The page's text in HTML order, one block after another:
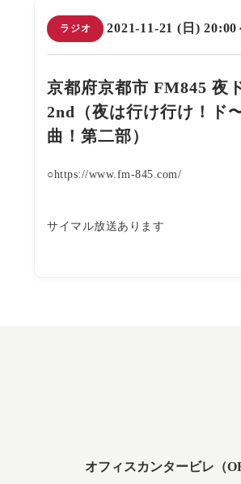
ラジオ 2021-11-21 (日) 20:00
京都府京都市 FM845 夜
2nd（夜は行け行け！ド
曲！第二部）
○https://www.fm-845.com/
サイマル放送あります
オフィスカンタービレ（